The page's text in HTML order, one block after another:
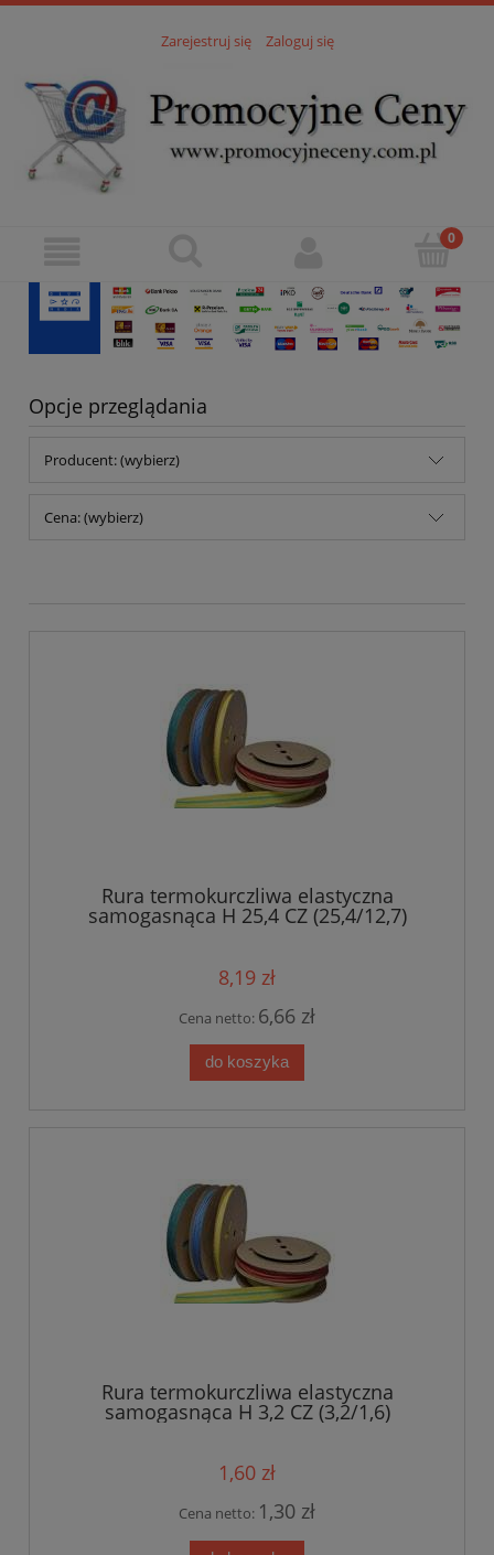
Zarejestruj się Zaloguj się
Opcje przeglądania
Producent: (wybierz)
Cena: (wybierz)
Rura termokurczliwa elastyczna
samogasnąca H 25,4 CZ (25,4/12,7)
8,19 zł
Cena netto: 6,66 zł
do koszyka
Rura termokurczliwa elastyczna
samogasnąca H 3,2 CZ (3,2/1,6)
1,60 zł
Cena netto: 1,30 zł